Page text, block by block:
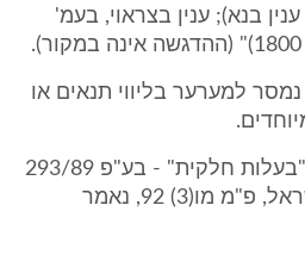
(להלן: ענין בנא); ענין בצראוי, בעמ'
למערער בליווי תנאים או
14. באשר לאופציה של "בעלות חלקית" - בע"פ 293/89
סוקולובסקי נ' מדינת ישראל, פ"מ מו(3) 92, נאמר